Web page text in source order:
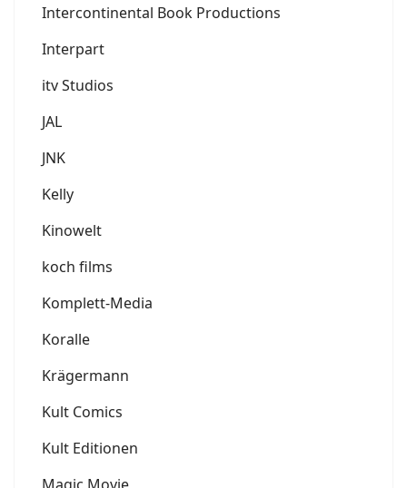
Intercontinental Book Productions
Interpart
itv Studios
JAL
JNK
Kelly
Kinowelt
koch films
Komplett-Media
Koralle
Krägermann
Kult Comics
Kult Editionen